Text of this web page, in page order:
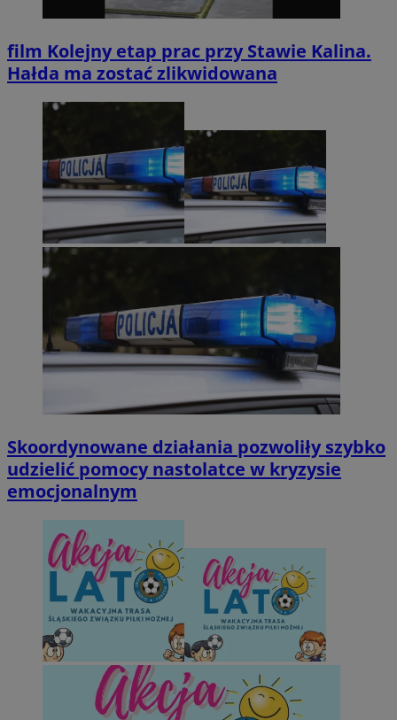
film Kolejny etap prac przy Stawie Kalina.
Hałda ma zostać zlikwidowana
Skoordynowane działania pozwoliły szybko
udzielić pomocy nastolatce w kryzysie
emocjonalnym